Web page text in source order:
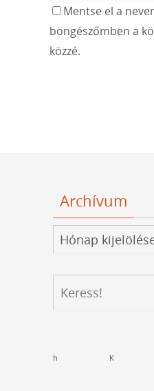
Mentse el a
böngészőmben a
közzé.
Archívum
Archívum
h K